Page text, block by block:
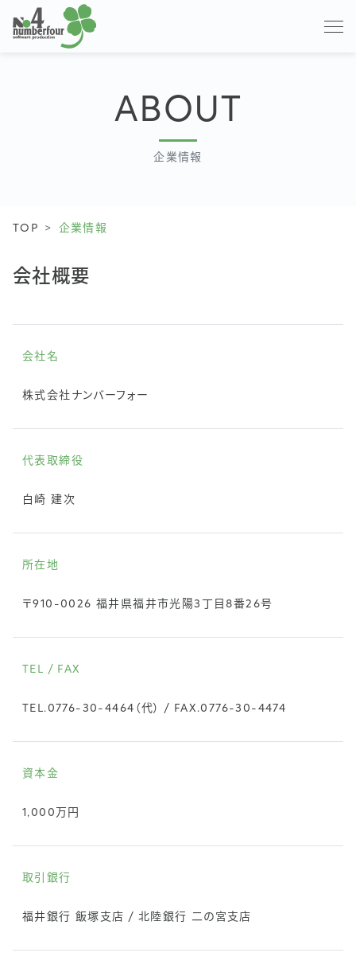
ABOUT
企業情報
TOP 企業情報
会社概要
会社名
株式会社ナンバーフォー
代表取締役
白崎 建次
所在地
〒910-0026 福井県福井市光陽3丁目8番26号
TEL / FAX
TEL.0776-30-4464 （代） / FAX.0776-30-4474
資本金
1,000万円
取引銀行
福井銀行 飯塚支店 / 北陸銀行 二の宮支店